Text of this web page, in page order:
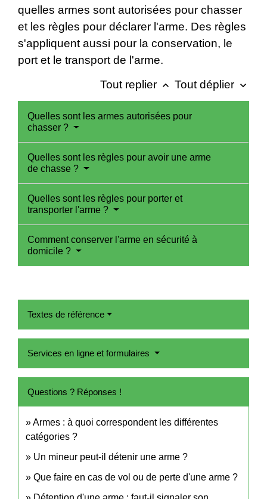
quelles armes sont autorisées pour chasser
et les règles pour déclarer l'arme. Des règles
s'appliquent aussi pour la conservation, le
port et le transport de l'arme.
Tout replier keyboard_arrow_up Tout déplier keyboard_arrow_down
Quelles sont les armes autorisées pour
chasser ?
Quelles sont les règles pour avoir une arme
de chasse ?
Quelles sont les règles pour porter et
transporter l'arme ?
Comment conserver l'arme en sécurité à
domicile ?
Textes de référence
Services en ligne et formulaires
Questions ? Réponses !
Armes : à quoi correspondent les différentes
catégories ?
Un mineur peut-il détenir une arme ?
Que faire en cas de vol ou de perte d'une arme ?